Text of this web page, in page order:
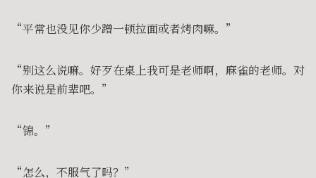
“平常也没见你少蹭一顿拉面或者烤肉嘛。”
“别这么说嘛。好歹在桌上我可是老师啊，麻雀的老师。对
你来说是前辈吧。”
“锦。”
“怎么，不服气了吗？”